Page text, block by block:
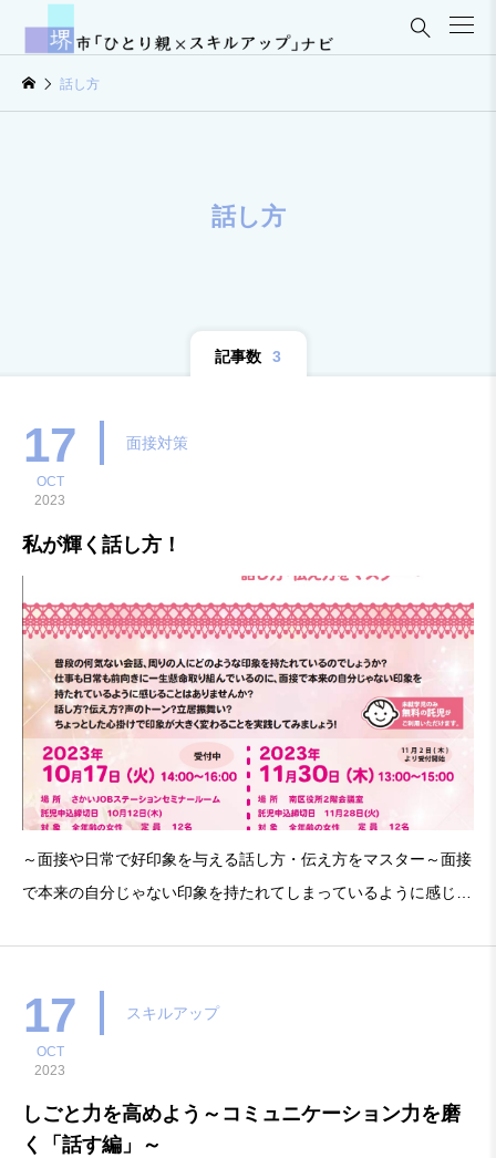

話し方
話し方
記事数 3
17
OCT
2023
面接対策
私が輝く話し方！
～面接や日常で好印象を与える話し方・伝え方をマスター～面接
で本来の自分じゃない印象を持たれてしまっているように感じる
（火曜日）14時～16時場所：さかいJOBステーシ
17
OCT
2023
スキルアップ
しごと力を高めよう～コミュニケーション力を磨
く「話す編」～